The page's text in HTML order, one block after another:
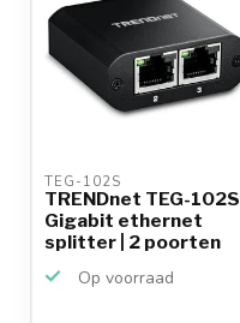
TEG-102S
TRENDnet TEG-102S
Gigabit ethernet
splitter | 2 poorten
Op voorraad